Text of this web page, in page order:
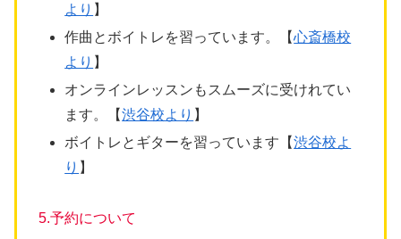
より 】
作曲とボイトレを習っています。【心斎橋校
より 】
オンラインレッスンもスムーズに受けれてい
ます。【渋谷校より 】
ボイトレとギターを習っています【渋谷校よ
り 】
5.予約について